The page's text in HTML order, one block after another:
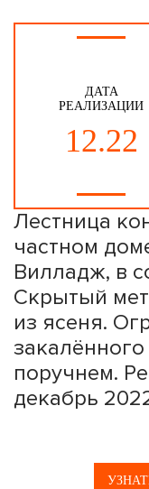
ДАТА
РЕАЛИЗАЦИИ
12.22
Лестница
частном
Вилладж, в
Скрытый
из ясеня.
поручнем.
декабрь